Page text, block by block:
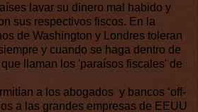
lavar su dinero mal habido y
sus respectivos fiscos. En la
de Washington y Londres toleran
y cuando se haga dentro de
llaman los 'paraísos fiscales' de
a los abogados y bancos ‘off-
a las grandes empresas de EEUU